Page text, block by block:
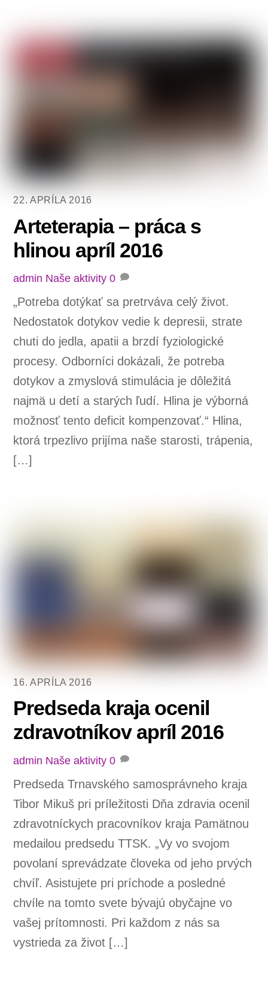
22. APRÍLA 2016
Arteterapia – práca s
hlinou apríl 2016
admin Naše aktivity 0
„Potreba dotýkať sa pretrváva celý život.
Nedostatok dotykov vedie k depresii, strate
chuti do jedla, apatii a brzdí fyziologické
procesy. Odborníci dokázali, že potreba
dotykov a zmyslová stimulácia je dôležitá
najmä u detí a starých ľudí. Hlina je výborná
možnosť tento deficit kompenzovať.“ Hlina,
ktorá trpezlivo prijíma naše starosti, trápenia,
[…]
16. APRÍLA 2016
Predseda kraja ocenil
zdravotníkov apríl 2016
admin Naše aktivity 0
Predseda Trnavského samosprávneho kraja
Tibor Mikuš pri príležitosti Dňa zdravia ocenil
zdravotníckych pracovníkov kraja Pamätnou
medailou predsedu TTSK. „Vy vo svojom
povolaní sprevádzate človeka od jeho prvých
chvíľ. Asistujete pri príchode a posledné
chvíle na tomto svete bývajú obyčajne vo
vašej prítomnosti. Pri každom z nás sa
vystrieda za život […]